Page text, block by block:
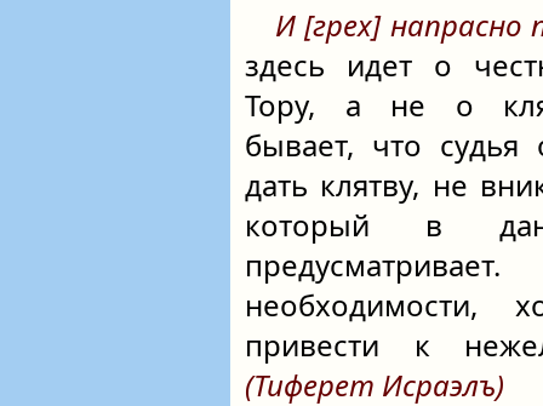
И [грех] напрасно
здесь идет о
Тору, а не о
бывает, что судья
дать клятву, не
который в
необходимости,
привести к
(Тиферет Исраэлъ)